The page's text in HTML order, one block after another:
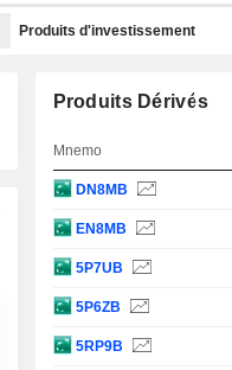
Produits d'investissement
Produits Dérivés
Mnemo
DN8MB
EN8MB
5P7UB
5P6ZB
5RP9B